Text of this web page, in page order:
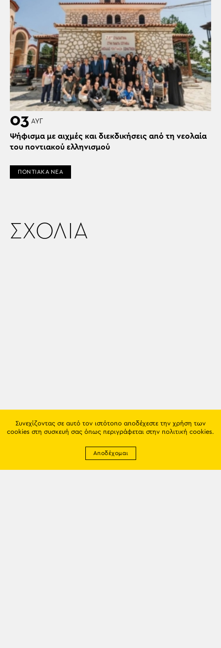
03 ΑΥΓ
Ψήφισμα με αιχμές και διεκδικήσεις από τη νεολαία
του ποντιακού ελληνισμού
ΠΟΝΤΙΑΚΑ ΝΕΑ
ΣΧΟΛΙΑ
Συνεχίζοντας σε αυτό τον ιστότοπο αποδέχεστε την χρήση των
cookies στη συσκευή σας όπως περιγράφεται στην πολιτική cookies.
Αποδέχομαι